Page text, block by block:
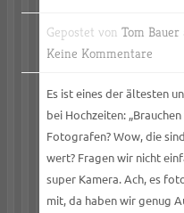
Gepostet von Tom Bauer
Keine Kommentare
Es ist eines der ältesten
bei Hochzeiten:
Fotografen? Wow, die
wert? Fragen wir nicht
super Kamera. Ach, es
mit, da haben wir genug